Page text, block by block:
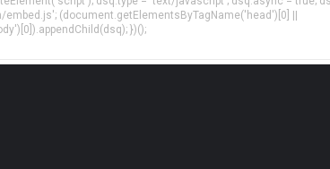
(document.getElementsByTagName('head')[0] ||
})();